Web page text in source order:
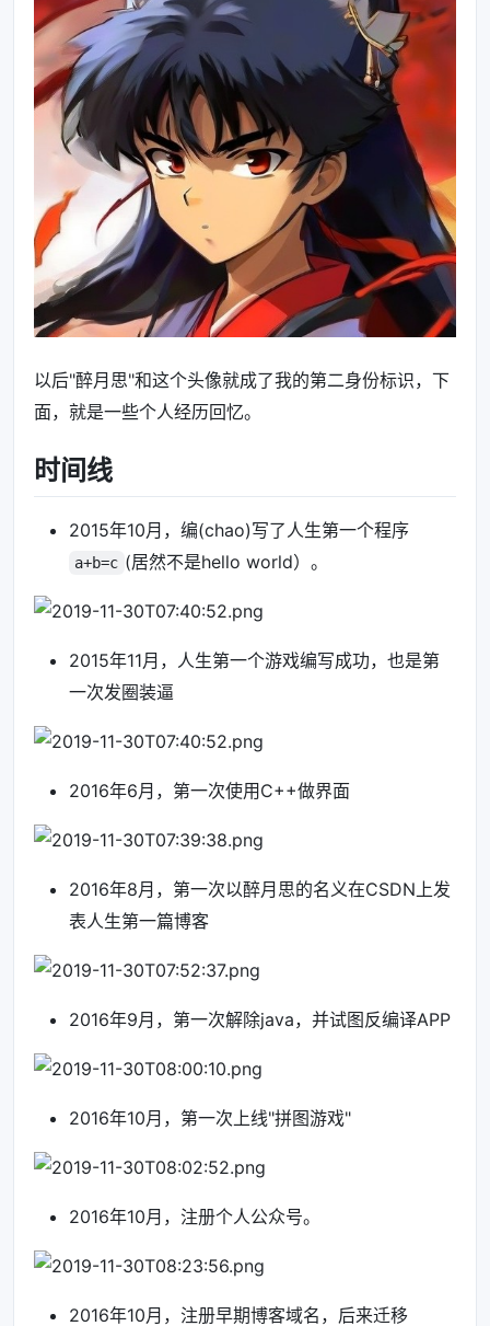
以后"醉月思"和这个头像就成了我的第二身份标识，下
面，就是一些个人经历回忆。
时间线
2015年10月，编(chao)写了人生第一个程序
a+b=c (居然不是hello world）。
2015年11月，人生第一个游戏编写成功，也是第
一次发圈装逼
2016年6月，第一次使用C++做界面
2016年8月，第一次以醉月思的名义在CSDN上发
表人生第一篇博客
2016年9月，第一次解除java，并试图反编译APP
2016年10月，第一次上线"拼图游戏"
2016年10月，注册个人公众号。
2016年10月，注册早期博客域名，后来迁移